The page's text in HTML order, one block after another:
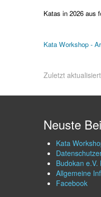
Katas in 2026 aus
Kata Workshop -
Zuletzt
Neuste
Kata
Budokan e.V.
Allgemeine
Facebook